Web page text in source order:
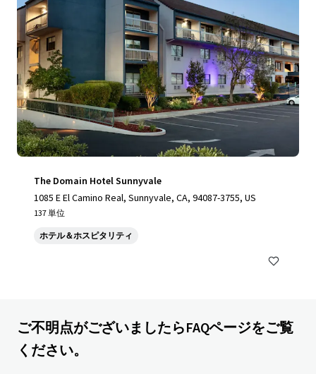
The Domain Hotel Sunnyvale
1085 E El Camino Real, Sunnyvale, CA, 94087-3755, US
137 単位
ホテル＆ホスピタリティ
ご不明点がございましたらFAQページをご覧
ください。